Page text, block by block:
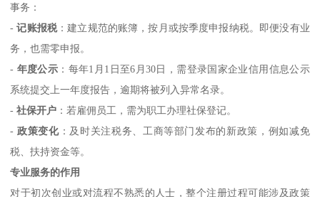
事务：
-记账报税：建立规范的账簿，按月或按季度申报纳税。即便没有业
务，也需零申报。
- 年度公示 ：每年1月1日至6月30日，需登录国家企业信用信息公示
系统提交上一年度报告，逾期将被列入异常名录。
-社保开户 ：若雇佣员工，需为职工办理社保登记。
- 政策变化：及时关注税务、工商等部门发布的新政策，例如减免
税、扶持资金等。
专业服务的作用
对于初次创业或对流程不熟悉的人士，整个注册过程可能涉及政策